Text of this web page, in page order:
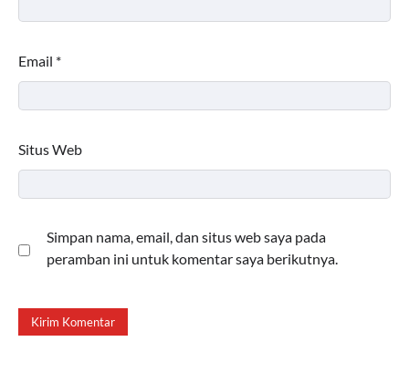
Email *
Situs Web
Simpan nama, email, dan situs web saya pada
peramban ini untuk komentar saya berikutnya.